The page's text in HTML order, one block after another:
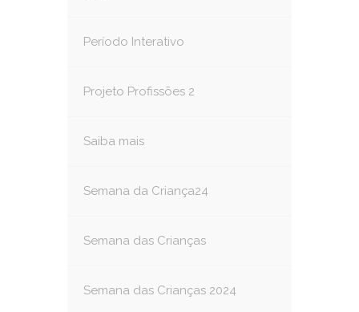
Período Interativo
Projeto Profissões 2
Saiba mais
Semana da Criança24
Semana das Crianças
Semana das Crianças 2024